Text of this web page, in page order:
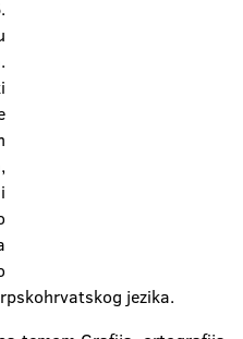
jezika.